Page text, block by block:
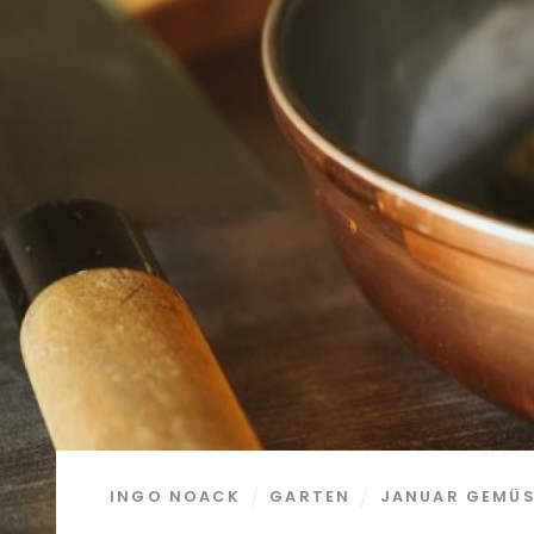
INGO NOACK GARTEN JANUAR